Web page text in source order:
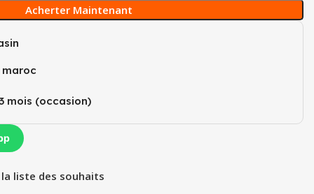
Acherter Maintenant
mois (occasion)​
liste des souhaits